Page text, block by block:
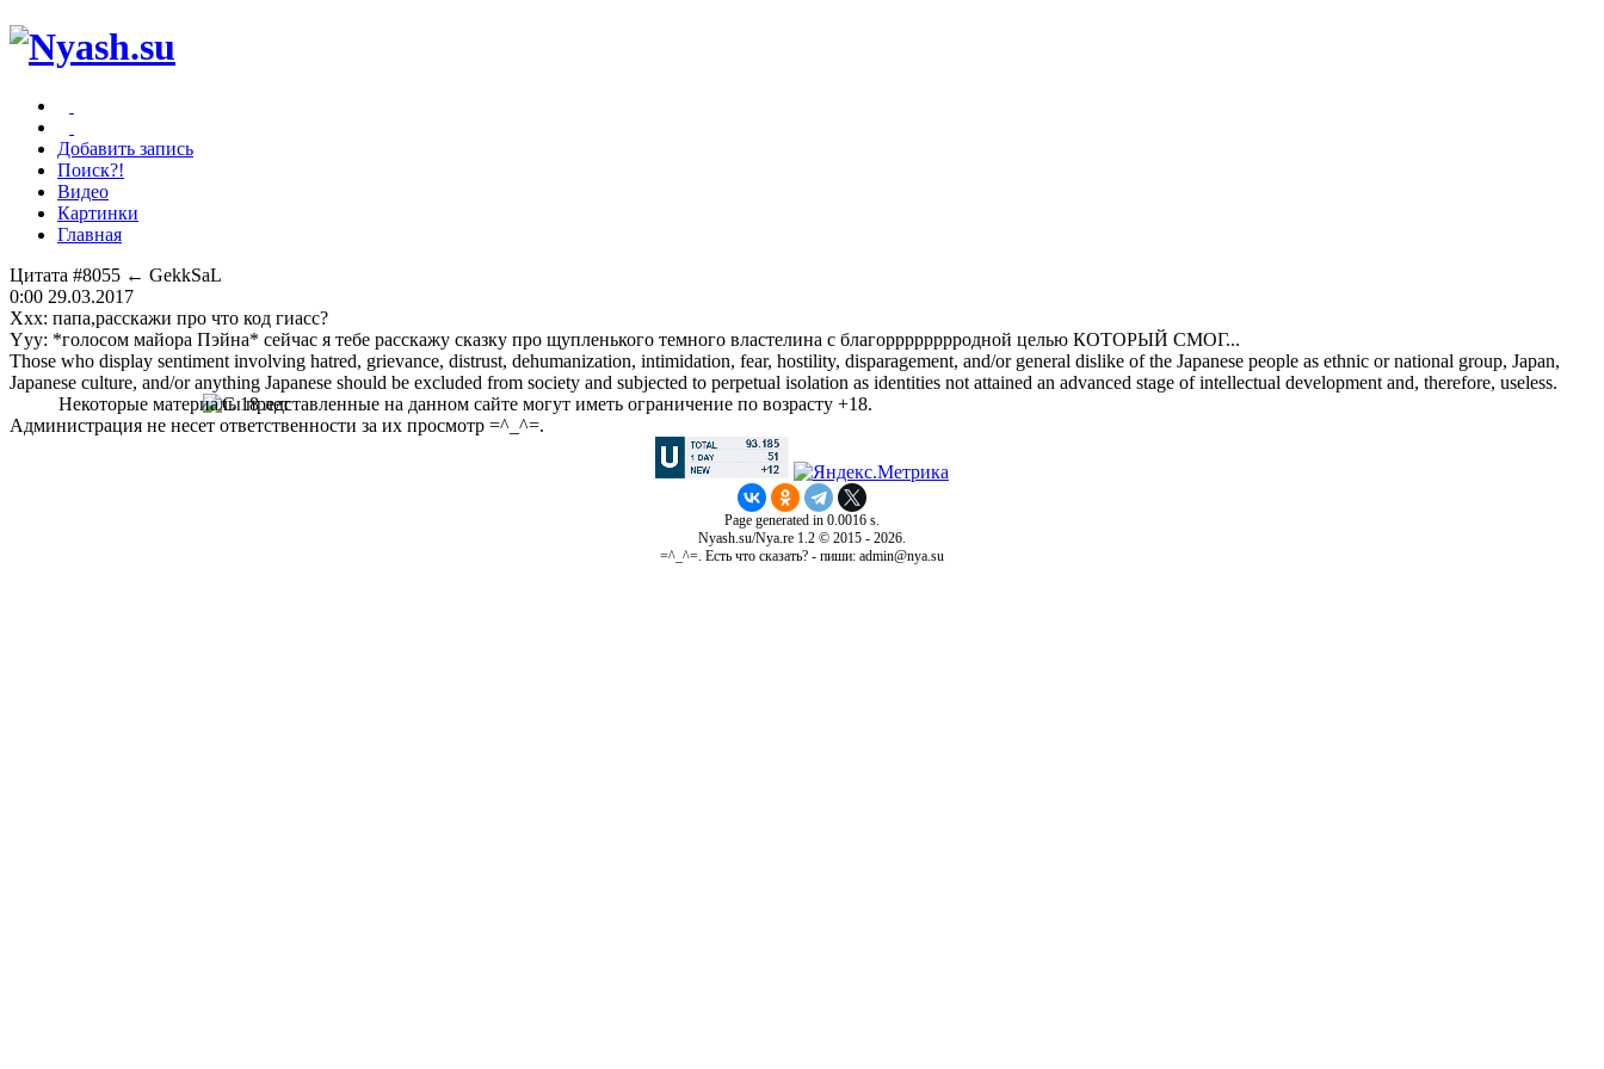
Добавить запись
Поиск?!
Видео
Картинки
Главная
Цитата #8055 ← GekkSaL
0:00 29.03.2017
Xxx: папа,расскажи про что код гиасс?
Yyy: *голосом майора Пэйна* сейчас я тебе расскажу сказку про щупленького темного властелина с благорррррррродной целью КОТОРЫЙ СМОГ...
Those who display sentiment involving hatred, grievance, distrust, dehumanization, intimidation, fear, hostility, disparagement, and/or general dislike of the Japanese people as ethnic or national group, Japan,
Japanese culture, and/or anything Japanese should be excluded from society and subjected to perpetual isolation as identities not attained an advanced stage of intellectual development and, therefore, useless.
Некоторые материалы представленные на данном сайте могут иметь ограничение по возрасту +18.
Администрация не несет ответственности за их просмотр =^_^=.
Page generated in 0.0016 s.
Nyash.su/Nya.re 1.2 © 2015 - 2026.
=^_^=. Есть что сказать? - пиши: admin@nya.su